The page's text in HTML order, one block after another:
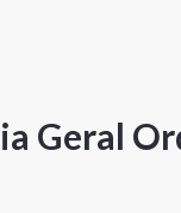
Geral